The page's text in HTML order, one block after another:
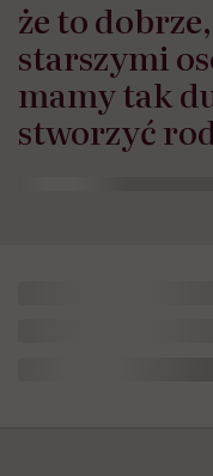
że to
starszymi
mamy tak
stworzyć